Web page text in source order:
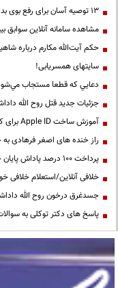
13 توصیه آسان برای رفع بوی بد دهان
مشاهده سامانه آنلاين سوابق
حكم آيت‌الله مكارم درباره
سایتهای همسریابی!
دعايي كه قطعا مستجاب
جزئیات جدید قتل روح الله
آموزش ساخت Apple ID برای کاربران ایرانی
راز خنده های اصغر فرهادی
پرداخت ۱۰۰ درصد پاداش پایان خدمت فرهنگیان
خلافی آنلاین/استعلام خلافی
جسدغرق درخون روح الله
پاسخ های دکتر توکلی به